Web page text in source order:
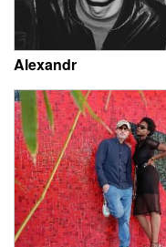
Alexandr